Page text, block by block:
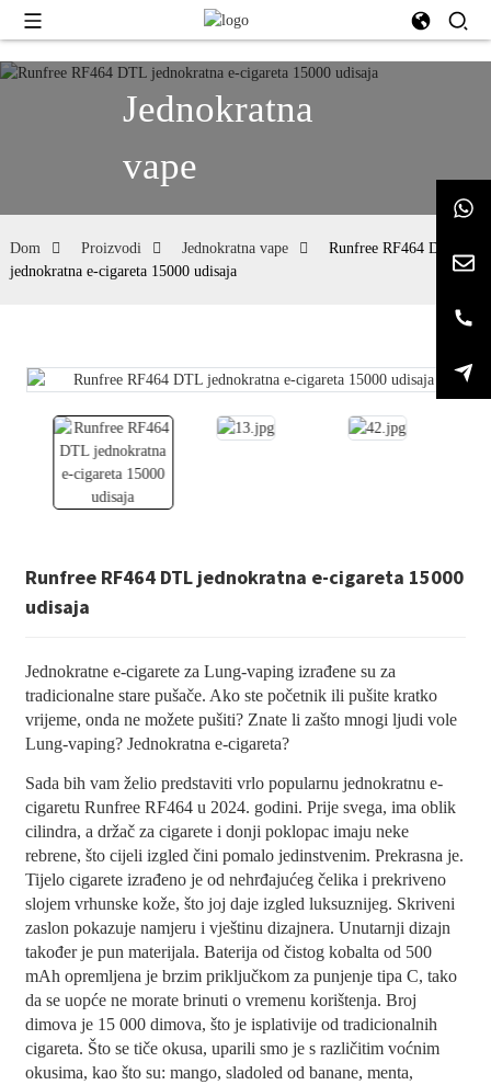
Jednokratna
vape
Dom Proizvodi Jednokratna vape
Runfree RF464 DTL
jednokratna e-cigareta 15000 udisaja
Runfree RF464 DTL jednokratna e-cigareta 15000
udisaja
Jednokratne e-cigarete za Lung-vaping izrađene su za
tradicionalne stare pušače. Ako ste početnik ili pušite kratko
vrijeme, onda ne možete pušiti? Znate li zašto mnogi ljudi vole
Lung-vaping? Jednokratna e-cigareta?
Sada bih vam želio predstaviti vrlo popularnu jednokratnu e-
cigaretu Runfree RF464 u 2024. godini. Prije svega, ima oblik
cilindra, a držač za cigarete i donji poklopac imaju neke
rebrene, što cijeli izgled čini pomalo jedinstvenim. Prekrasna je.
Tijelo cigarete izrađeno je od nehrđajućeg čelika i prekriveno
slojem vrhunske kože, što joj daje izgled luksuznijeg. Skriveni
zaslon pokazuje namjeru i vještinu dizajnera. Unutarnji dizajn
također je pun materijala. Baterija od čistog kobalta od 500
mAh opremljena je brzim priključkom za punjenje tipa C, tako
da se uopće ne morate brinuti o vremenu korištenja. Broj
dimova je 15 000 dimova, što je isplativije od tradicionalnih
cigareta. Što se tiče okusa, uparili smo je s različitim voćnim
okusima, kao što su: mango, sladoled od banane, menta,